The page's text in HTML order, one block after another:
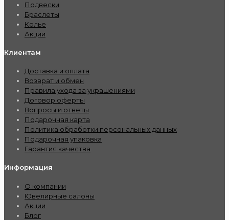
Подвески
Браслеты
Колье
Акции
Клиентам
Доставка и оплата
Возврат и обмен
Правила ухода за украшениями
Договор оферты
Вопросы и ответы
Подарочная карта
Политика обработки персональных данных
Подарочная упаковка
Гарантия качества
Информация
О компании
Ювелирные салоны
Акции
Блог